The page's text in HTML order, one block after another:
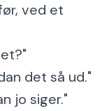
ved et
det så ud."
jo siger."